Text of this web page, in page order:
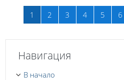
1 (текущая)
2 3 4 5 6
Навигация
В начало